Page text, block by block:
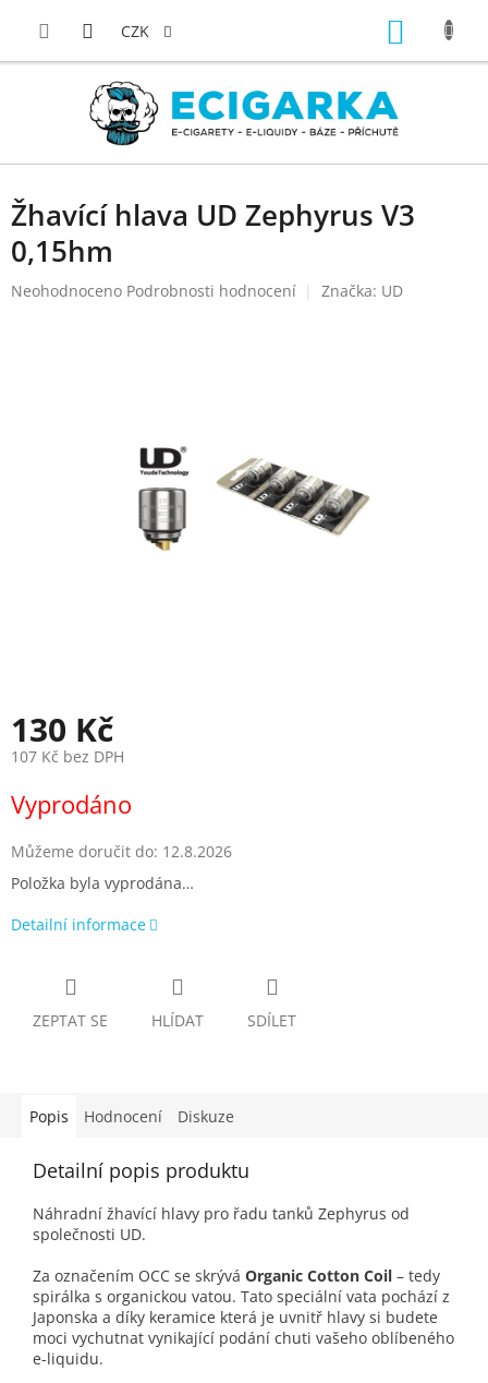
CZK
Žhavící hlava UD Zephyrus V3
0,15hm
Průměrné
Neohodnoceno Podrobnosti hodnocení Značka: UD
130 Kč
107 Kč bez DPH
cena:
Vyprodáno
Můžeme doručit do: 12.8.2026
Položka byla vyprodána…
Detailní informace
ZEPTAT SE HLÍDAT SDÍLET
Popis Hodnocení Diskuze
Detailní popis produktu
Náhradní žhavící hlavy pro řadu tanků Zephyrus od
společnosti UD.
Za označením OCC se skrývá Organic Cotton Coil – tedy
spirálka s organickou vatou. Tato speciální vata pochází z
Japonska a díky keramice která je uvnitř hlavy si budete
moci vychutnat vynikající podání chuti vašeho oblíbeného
e-liquidu.